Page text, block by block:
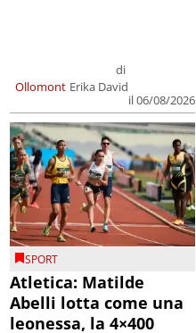
Ollomont
di
Erika David
il 06/08/2026
SPORT
Atletica: Matilde
Abelli lotta come una
leonessa, la 4×400